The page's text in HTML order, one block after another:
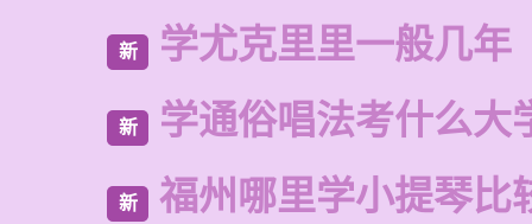
新 学尤克里里一般几年
新 学通俗唱法考什么大
新 福州哪里学小提琴比